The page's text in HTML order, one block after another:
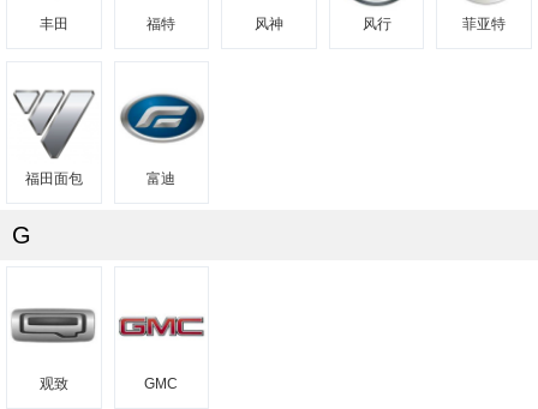
丰田 福特 风神 风行 菲亚特
福田面包 富迪
G
观致 GMC